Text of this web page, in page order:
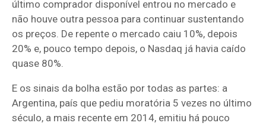
último comprador disponível entrou no mercado e
não houve outra pessoa para continuar sustentando
os preços. De repente o mercado caiu 10%, depois
20% e, pouco tempo depois, o Nasdaq já havia caído
quase 80%.
E os sinais da bolha estão por todas as partes: a
Argentina, país que pediu moratória 5 vezes no último
século, a mais recente em 2014, emitiu há pouco